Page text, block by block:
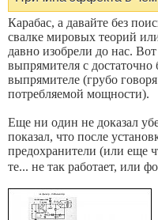
Карабас, а давайте без
свалке мировых теорий
давно изобрели до нас.
выпрямителя с
выпрямителе (грубо
потребляемой мощности).
Еще ни один не доказал
показал, что после
предохранители (или еще
те... не так работает, или